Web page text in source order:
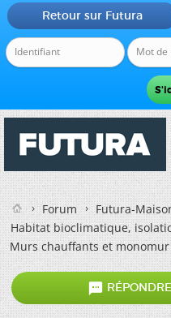
Retour sur Futura
Forum
Futura-
Habitat bioclimatique,
Murs chauffants et monomur
